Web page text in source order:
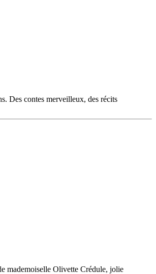
Des contes merveilleux, des récits
mademoiselle Olivette Crédule, jolie